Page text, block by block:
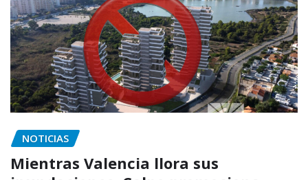
NOTICIAS
Mientras Valencia llora sus